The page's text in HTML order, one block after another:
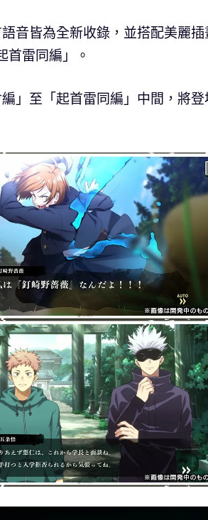
音皆為全新收錄，並搭配美麗插
首雷同編」。
」至「起首雷同編」中間，將登